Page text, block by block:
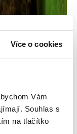
Více o cookies
Vám
Souhlas s
na tlačítko